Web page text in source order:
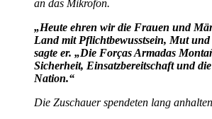
an das Mikrofon.
„Heute ehren wir die Frauen und
Land mit Pflichtbewusstsein, Mut
sagte er. „Die Forças Armadas
Sicherheit, Einsatzbereitschaft und
Nation.“
Die Zuschauer spendeten lang